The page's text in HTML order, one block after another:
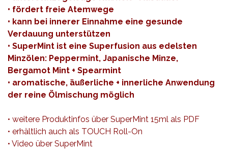
• fördert freie Atemwege
• kann bei innerer Einnahme eine gesunde
Verdauung unterstützen
• SuperMint ist eine Superfusion aus edelsten
Minzölen: Peppermint, Japanische Minze,
Bergamot Mint + Spearmint
• aromatische, äußerliche + innerliche Anwendung
der reine Ölmischung möglich
• weitere Produktinfos über SuperMint 15ml als PDF
• erhältlich auch als TOUCH Roll-On
• Video über SuperMint